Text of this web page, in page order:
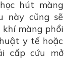
hút màng
này cũng sẽ
màng phổi
y tế hoặc
cấp cứu mở